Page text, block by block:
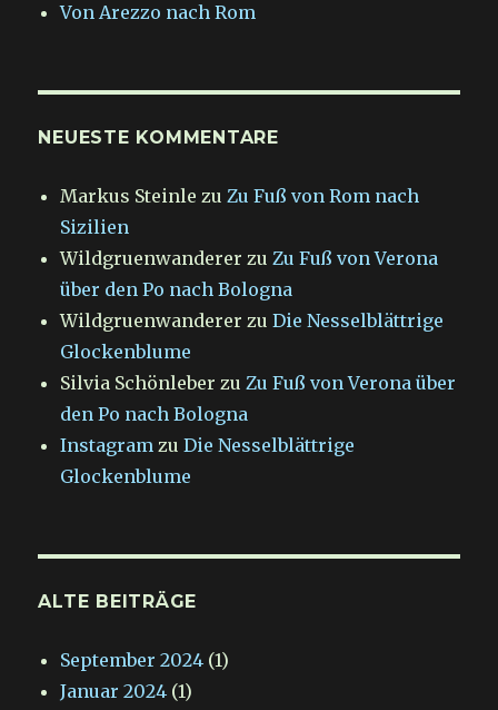
Von Arezzo nach Rom
NEUESTE KOMMENTARE
Markus Steinle zuZu Fuß von Rom nach
Sizilien
Wildgruenwanderer zuZu Fuß von Verona
über den Po nach Bologna
Wildgruenwanderer zuDie Nesselblättrige
Glockenblume
Silvia Schönleber zuZu Fuß von Verona über
den Po nach Bologna
Instagram zuDie Nesselblättrige
Glockenblume
ALTE BEITRÄGE
September 2024 (1)
Januar 2024 (1)